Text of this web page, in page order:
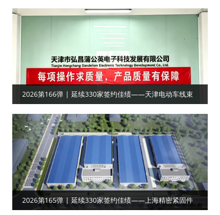
2026第166弹 | 延续330家签约佳绩——天津电动车线束
客户合作目视化
2026第165弹 | 延续330家签约佳绩——上海精密紧固件‌‌‌‌
客户达成工厂目视化合作